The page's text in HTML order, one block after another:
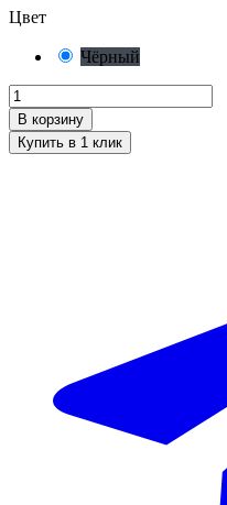
Цвет
Чёрный
В корзину
Купить в 1 клик